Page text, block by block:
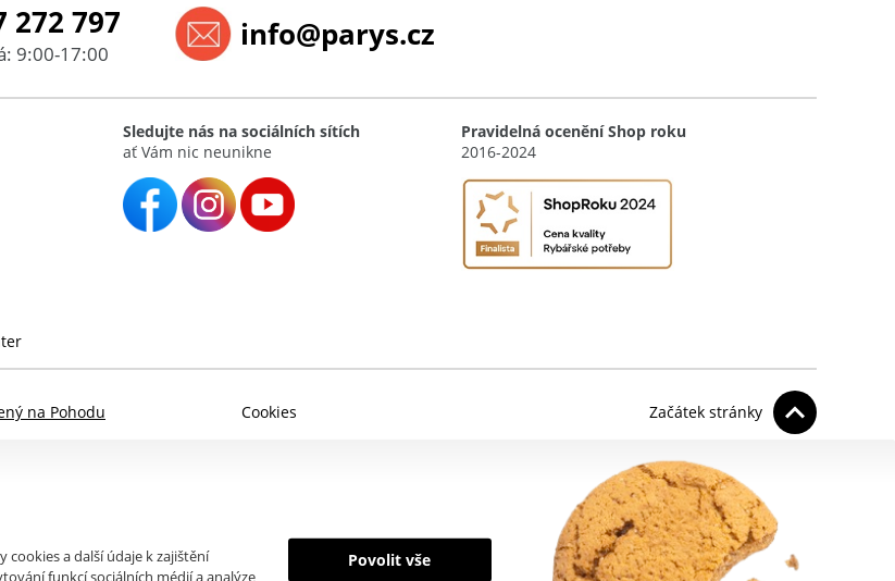
272 797
9:00-17:00 info@parys.cz
Sledujte nás na sociálních sítích
ať Vám nic neunikne
Pravidelná ocenění Shop roku
2016-2024
na Pohodu Začátek stránky
Cookies
cookies a další údaje k zajištění
funkcí sociálních médií a analýze
Povolit vše